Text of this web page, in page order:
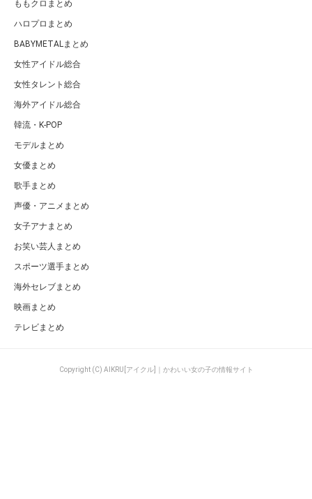
ももクロまとめ
ハロプロまとめ
BABYMETALまとめ
女性アイドル総合
女性タレント総合
海外アイドル総合
韓流・K-POP
モデルまとめ
女優まとめ
歌手まとめ
声優・アニメまとめ
女子アナまとめ
お笑い芸人まとめ
スポーツ選手まとめ
海外セレブまとめ
映画まとめ
テレビまとめ
Copyright (C) AIKRU[アイクル]｜かわいい女の子の情報サイト